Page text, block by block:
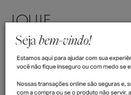
Home>Cadarços> Verde
Verde Musgo - Sapatos